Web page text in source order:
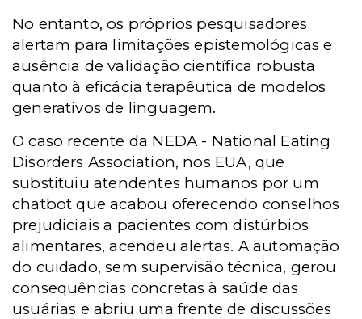
No entanto, os próprios pesquisadores
alertam para limitações epistemológicas e
ausência de validação científica robusta
quanto à eficácia terapêutica de modelos
generativos de linguagem.
O caso recente da NEDA - National Eating
Disorders Association, nos EUA, que
substituiu atendentes humanos por um
chatbot que acabou oferecendo conselhos
prejudiciais a pacientes com distúrbios
alimentares, acendeu alertas. A automação
do cuidado, sem supervisão técnica, gerou
consequências concretas à saúde das
usuárias e abriu uma frente de discussões